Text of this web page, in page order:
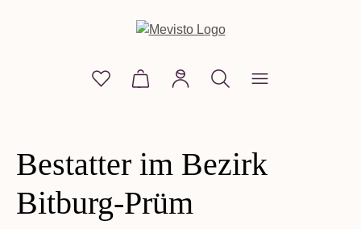
Du hast 0 Produkte auf dem Merkzettel
Warenkorb enthält 0 Positionen.
Shop anzeigen
Perle mit Seele
Bestatter im Bezirk
Bitburg-Prüm